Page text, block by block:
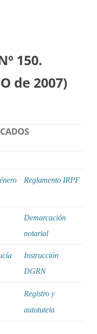
150.
de 2007)
Reglamento IRPF
Demarcación
notarial
Instrucción
DGRN
Registro y
autotutela